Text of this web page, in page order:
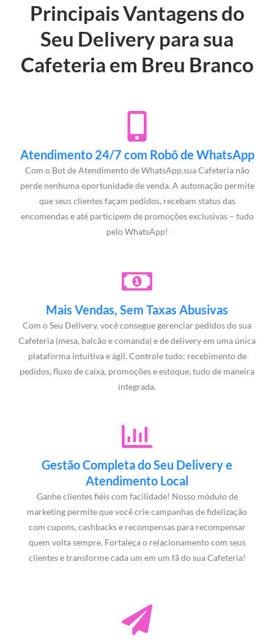
Principais Vantagens do
Seu Delivery para sua
Cafeteria em Breu Branco
Atendimento 24/7 com Robô de WhatsApp
Com o Bot de Atendimento de WhatsApp,sua Cafeteria não
perde nenhuma oportunidade de venda. A automação permite
que seus clientes façam pedidos, recebam status das
encomendas e até participem de promoções exclusivas – tudo
pelo WhatsApp!
Mais Vendas, Sem Taxas Abusivas
Com o Seu Delivery, você consegue gerenciar pedidos do sua
Cafeteria (mesa, balcão e comanda) e de delivery em uma única
plataforma intuitiva e ágil. Controle tudo: recebimento de
pedidos, fluxo de caixa, promoções e estoque, tudo de maneira
integrada.
Gestão Completa do Seu Delivery e
Atendimento Local
Ganhe clientes fiéis com facilidade! Nosso módulo de
marketing permite que você crie campanhas de fidelização
com cupons, cashbacks e recompensas para recompensar
quem volta sempre. Fortaleça o relacionamento com seus
clientes e transforme cada um em um fã do sua Cafeteria!